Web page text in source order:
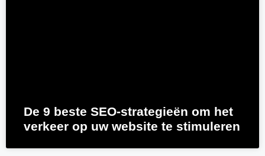
De 9 beste SEO-strategieën om het
verkeer op uw website te stimuleren